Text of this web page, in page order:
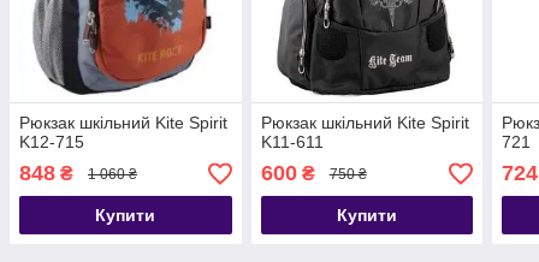
Рюкзак шкільний Kite Spirit
K12-715
848 ₴ 1 060 ₴
Купити
Рюкзак шкільний Kite Spirit
K11-611
600₴ 750 ₴
Купити
721
724